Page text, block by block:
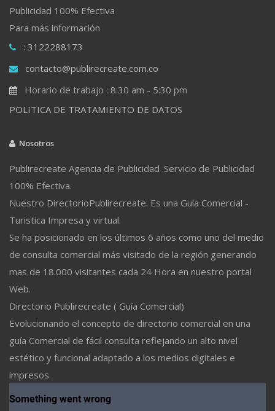
Publicidad 100% Efectiva
Para más información
: 3122288173
contacto@publirecreate.com.co
Horario de trabajo : 8:30 am - 5:30 pm
POLITICA DE TRATAMIENTO DE DATOS
Nosotros
Publirecreate Agencia de Publicidad .Servicio de Publicidad
100% Efectiva.
Nuestro DirectorioPublirecreate. Es una Guía Comercial -
Turistica Impresa y virtual.
Se ha posicionado en los últimos 6 años como uno del medio
de consulta comercial más visitado de la región generando
mas de 18.000 visitantes cada 24 Hora en nuestro portal
Web.
Directorio Publirecreate ( Guía Comercial)
Evolucionando el concepto de directorio comercial en una
guía Comercial de fácil consulta reflejando un alto nivel
estético y funcional adaptado a los medios digitales e
impresos.